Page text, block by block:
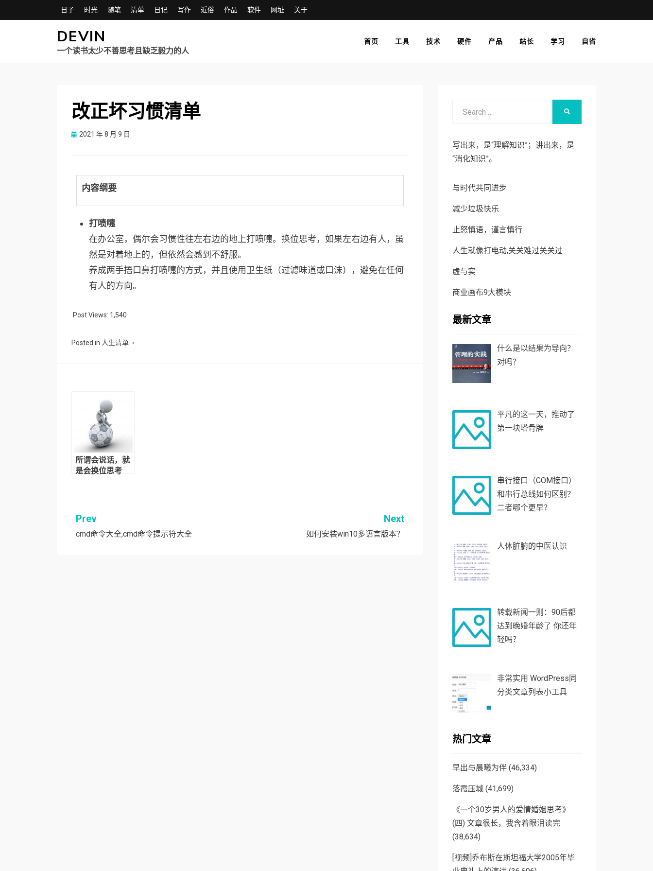
日子 时光 随笔 清单 日记 写作 近俗 作品 软件 网址 关于
DEVIN
一个读书太少不善思考且缺乏毅力的人
首页 工具 技术 硬件 产品 站长 学习 自省
改正坏习惯清单
Posted
2021 年 8 月 9 日
内容纲要
打喷嚏
在办公室，偶尔会习惯性往左右边的地上打喷嚏。换位思考，如果左右边有人，虽
然是对着地上的，但依然会感到不舒服。
养成两手捂口鼻打喷嚏的方式，并且使用卫生纸（过滤味道或口沫），避免在任何
有人的方向。
Post Views: 1,540
Posted in 人生清单
所谓会说话，就
是会换位思考
文
章
Prev
cmd命令大全,cmd命令提示符大全
Next
如何安装win10多语言版本？
写出来，是“理解知识”；讲出来，是
“消化知识”。
与时代共同进步
减少垃圾快乐
止怒慎语，谨言慎行
人生就像打电动,关关难过关关过
虚与实
商业画布9大模块
最新文章
什么是以结果为导向？
对吗？
平凡的这一天，推动了
第一块塔骨牌
串行接口（COM接口）
和串行总线如何区别？
二者哪个更早？
人体脏腑的中医认识
转载新闻一则：90后都
达到晚婚年龄了 你还年
轻吗？
非常实用 WordPress同
分类文章列表小工具
热门文章
早出与晨曦为伴 (46,334)
落霞压城 (41,699)
《一个30岁男人的爱情婚姻思考》
(四) 文章很长，我含着眼泪读完
(38,634)
[视频]乔布斯在斯坦福大学2005年毕